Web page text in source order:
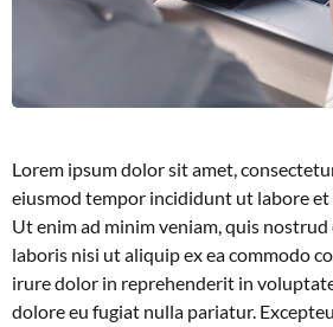
Lorem ipsum dolor sit amet,
eiusmod tempor incididunt ut labore et
Ut enim ad minim veniam, quis
laboris nisi ut aliquip ex ea commodo
irure dolor in reprehenderit in
dolore eu fugiat nulla pariatur.